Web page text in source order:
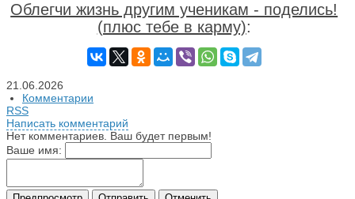
Облегчи жизнь другим ученикам - поделись!
(плюс тебе в карму):
21.06.2026
Комментарии
RSS
Написать комментарий
Нет комментариев. Ваш будет первым!
Ваше имя: